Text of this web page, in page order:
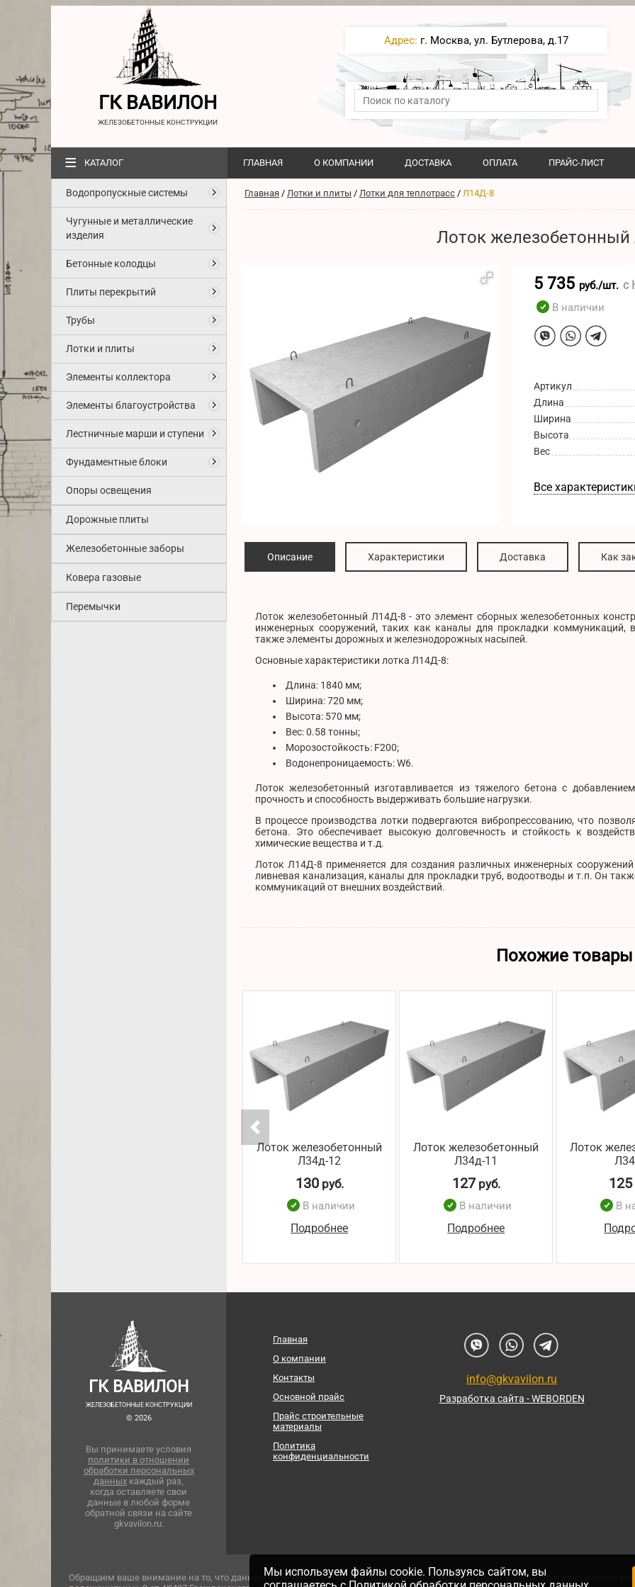
ГК ВАВИЛОН
ЖЕЛЕЗОБЕТОННЫЕ КОНСТРУКЦИИ
Адрес: г. Москва, ул. Бутлерова, д.17
≡ КАТАЛОГ ГЛАВНАЯ О КОМПАНИИ ДОСТАВКА ОПЛАТА ПРАЙС-ЛИСТ
Водопропускные системы
Чугунные и металлические
изделия
Бетонные колодцы
Плиты перекрытий
Трубы
Лотки и плиты
Элементы коллектора
Элементы благоустройства
Лестничные марши и ступени
Фундаментные блоки
Опоры освещения
Дорожные плиты
Железобетонные заборы
Ковера газовые
Перемычки
Главная / Лотки и плиты / Лотки для теплотрасс / Л14Д-8
Лоток
5 735 руб./шт. с
В наличии
Артикул
Длина
Ширина
Высота
Вес
Все
Описание Характеристики Доставка Как
Лоток железобетонный Л14Д-8 - это элемент сборных железобетонных
инженерных сооружений, таких как каналы для прокладки коммуникаций,
также элементы дорожных и железнодорожных насыпей.
Основные характеристики лотка Л14Д-8:
Длина: 1840 мм;
Ширина: 720 мм;
Высота: 570 мм;
Вес: 0.58 тонны;
Морозостойкость: F200;
Водонепроницаемость: W6.
Лоток железобетонный изготавливается из тяжелого бетона с
прочность и способность выдерживать большие нагрузки.
В процессе производства лотки подвергаются вибропрессованию, что
бетона. Это обеспечивает высокую долговечность и стойкость к
химические вещества и т.д.
Лоток Л14Д-8 применяется для создания различных инженерных
ливневая канализация, каналы для прокладки труб, водоотводы и т.п. Он
коммуникаций от внешних воздействий.
Похожие товары
Лоток железобетонный
Л34д-12
130руб.
В наличии
Подробнее
Лоток железобетонный
Л34д-11
127руб.
В наличии
Подробнее
Лоток
125
В
ГК ВАВИЛОН
ЖЕЛЕЗОБЕТОННЫЕ КОНСТРУКЦИИ
© 2026
Вы принимаете условия
политики в отношении
обработки персональных
данных каждый раз,
когда оставляете свои
данные в любой форме
обратной связи на сайте
gkvavilon.ru.
Главная
О компании
Контакты
Основной прайс
Прайс строительные
материалы
Политика
конфиденциальности
info@gkvavilon.ru
Разработка сайта - WEBORDEN
Обращаем ваше внимание на то, что данный интернет-сайт носит исключительно информационный характер и ни при каких
Мы используем файлы cookie. Пользуясь сайтом, вы